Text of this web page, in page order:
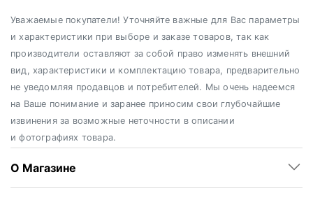
Уважаемые покупатели! Уточняйте важные для Вас параметры
и характеристики при выборе и заказе товаров, так как
производители оставляют за собой право изменять внешний
вид, характеристики и комплектацию товара, предварительно
не уведомляя продавцов и потребителей. Мы очень надеемся
на Ваше понимание и заранее приносим свои глубочайшие
извинения за возможные неточности в описании
и фотографиях товара.
О Магазине